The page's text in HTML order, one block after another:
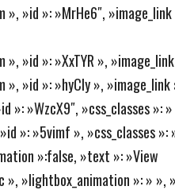
», »id »: »MrHe6″,
», »id »: »XxTYR »,
», »id »: »hyCIy »,
»: »WzcX9″, »css_classes
»: »5vimf », »css_classes
»:false, »text »: »View
», »lightbox_animation »: »